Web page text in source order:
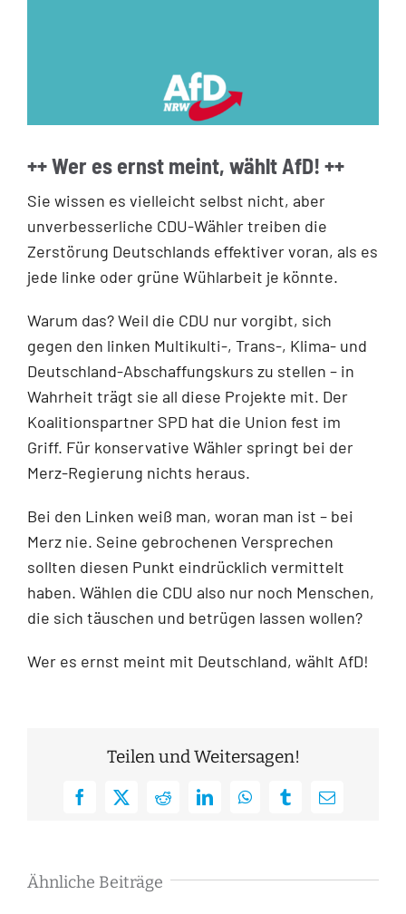
++ Wer es ernst meint, wählt AfD! ++
Sie wissen es vielleicht selbst nicht, aber
unverbesserliche CDU-Wähler treiben die
Zerstörung Deutschlands effektiver voran, als es
jede linke oder grüne Wühlarbeit je könnte.
Warum das? Weil die CDU nur vorgibt, sich
gegen den linken Multikulti-, Trans-, Klima- und
Deutschland-Abschaffungskurs zu stellen – in
Wahrheit trägt sie all diese Projekte mit. Der
Koalitionspartner SPD hat die Union fest im
Griff. Für konservative Wähler springt bei der
Merz-Regierung nichts heraus.
Bei den Linken weiß man, woran man ist – bei
Merz nie. Seine gebrochenen Versprechen
sollten diesen Punkt eindrücklich vermittelt
haben. Wählen die CDU also nur noch Menschen,
die sich täuschen und betrügen lassen wollen?
Wer es ernst meint mit Deutschland, wählt AfD!
Teilen und Weitersagen!
Facebook
X RedditLinkedInWhatsAppTumblrE-
Ähnliche Beiträge